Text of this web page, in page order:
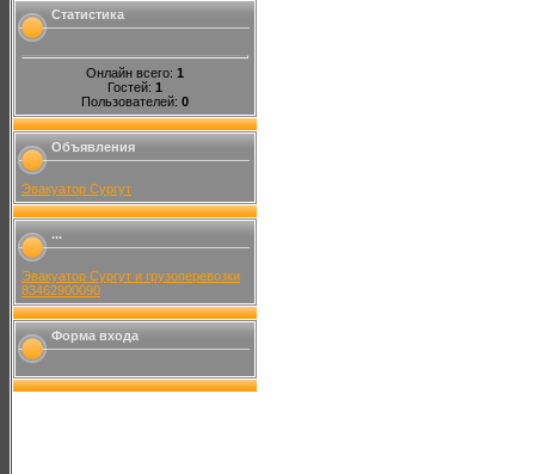
Статистика
Онлайн всего: 1
Гостей: 1
Пользователей: 0
Объявления
Эвакуатор Сургут
...
Эвакуатор Сургут и грузоперевозки
83462900090
Форма входа